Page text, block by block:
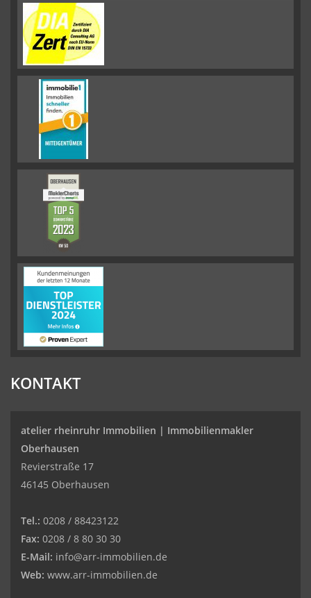
KONTAKT
atelier rheinruhr Immobilien | Immobilienmakler
Oberhausen
Revierstraße 17
46145 Oberhausen
Tel.: 0208 / 88423122
Fax: 0208 / 8 80 30 30
E-Mail: info@arr-immobilien.de
Web: www.arr-immobilien.de